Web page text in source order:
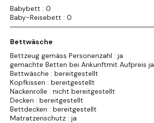
Babybett : 0
Baby-Reisebett : 0
Bettwäsche
Bettzeug gemäss Personenzahl : ja
gemachte Betten bei Ankunftmit Aufpreis ja
Bettwäsche : bereitgestellt
Kopfkissen : bereitgestellt
Nackenrolle : nicht bereitgestellt
Decken : bereitgestellt
Bettdecken : bereitgestellt
Matratzenschutz : ja